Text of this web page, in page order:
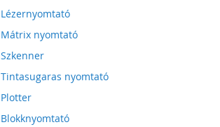
Lézernyomtató
Mátrix nyomtató
Szkenner
Tintasugaras nyomtató
Plotter
Blokknyomtató